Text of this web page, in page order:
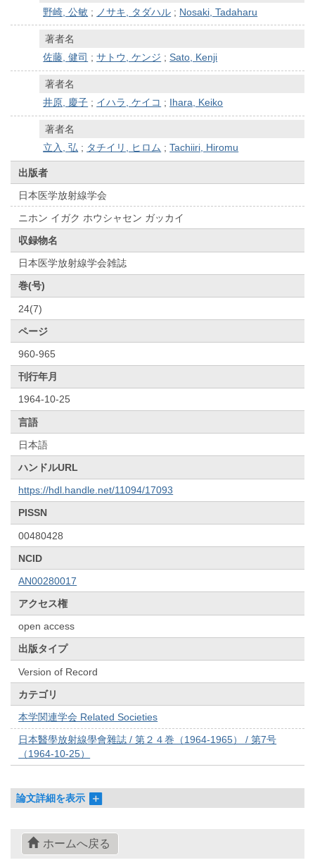
野崎, 公敏 ; ノサキ, タダハル ; Nosaki, Tadaharu
著者名
佐藤, 健司 ;サトウ, ケンジ ;Sato, Kenji
著者名
井原, 慶子 ; イハラ, ケイコ ; Ihara, Keiko
著者名
立入, 弘 ; タチイリ, ヒロム ;Tachiiri, Hiromu
出版者
日本医学放射線学会
ニホン イガク ホウシャセン ガッカイ
収録物名
日本医学放射線学会雑誌
巻(号)
24(7)
ページ
960-965
刊行年月
1964-10-25
言語
日本語
ハンドルURL
https://hdl.handle.net/11094/17093
PISSN
00480428
NCID
AN00280017
アクセス権
open access
出版タイプ
Version of Record
カテゴリ
本学関連学会 Related Societies
日本醫學放射線學會雜誌 / 第２４巻（1964-1965） / 第7号
（1964-10-25）
論文詳細を表示
ホームへ戻る